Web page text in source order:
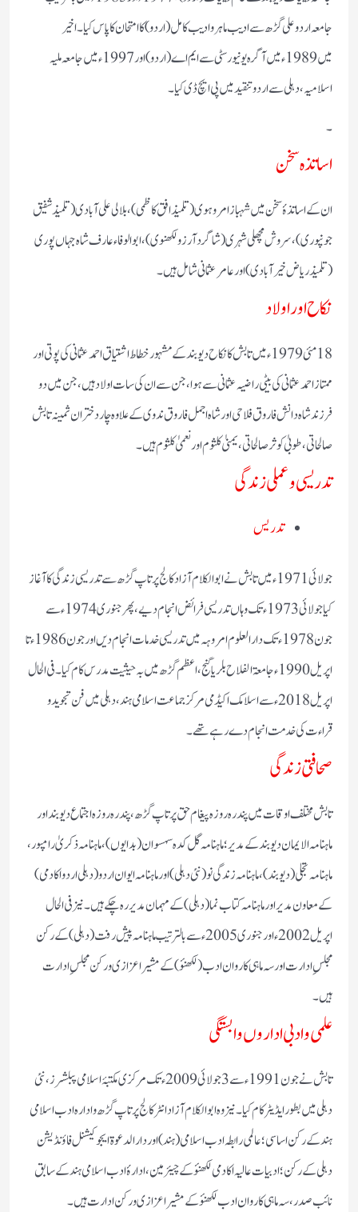
جامعہ اردو علی گڑھ سے ادیب ماہر و ادیب کامل (اردو) کا امتحان کا پاس کیا۔ اخیر
میں 1989ء میں آگرہ یونیورسٹی سے ایم اے (اردو) اور 1997ء میں جامعہ ملیہ
اسلامیہ، دہلی سے اردو تنقید میں پی ایچ ڈی کیا۔
۔
اساتذہ سخن
ان کے اساتذۂ سخن میں شہباز امروہوی (تلمیذ افق کاظمی)، بلالی علی آبادی (تلمیذ شفیق
جونپوری)، سروش مچھلی شہری (شاگرد آرزو لکھنوی)، ابو الوفاء عارف شاہ جہاں پوری
(تلمیذ ریاض خیرآبادی) اور عامر عثمانی شامل ہیں۔
نکاح اور اولاد
18 مئی 1979ء میں تابش کا نکاح دیوبند کے مشہور خطاط اشتیاق احمد عثمانی کی پوتی اور
ممتاز احمد عثمانی کی بیٹی راضیہ عثمانی سے ہوا، جن سے ان کی سات اولاد ہیں، جن میں دو
فرزند شاہ دانش فاروق فلاحی اور شاہ اجمل فاروق ندوی کے علاوہ چار دختران ثمینہ تابش
صالحاتی، طوبیٰ کوثر صالحاتی، یمنیٰ کلثوم اور نعمیٰ کلثوم ہیں۔
تدریسی و عملی زندگی
تدریس
جولائی 1971ء میں تابش نے ابوالکلام آزاد کالج پرتاپ گڑھ سے تدریسی زندگی کا آغاز
کیا جولائی 1973ء تک وہاں تدریسی فرائض انجام دیے، پھر جنوری 1974ء سے
جون 1978ء تک دار العلوم امروہہ میں تدریسی خدمات انجام دیں اور جون 1986ء تا
اپریل 1990ء جامعۃ الفلاح بلریا گنج، اعظم گڑھ میں بہ حیثیت مدرس کام کیا۔ فی الحال
اپریل 2018ء سے اسلامک اکیڈمی مرکز جماعت اسلامی ہند، دہلی میں فن تجوید و
قراءت کی خدمت انجام دے رہے تھے۔
صحافتی زندگی
تابش مختلف اوقات میں پندرہ روزہ پیغام حق پرتاپ گڑھ، پندرہ روزہ اجتماع دیوبند اور
ماہنامہ الایمان دیوبند کے مدیر؛ ماہنامہ گل کدہ سہسوان (بدایوں)، ماہنامہ ذکریٰ رامپور،
ماہنامہ تجلی (دیوبند)، ماہنامہ زندگی نو (نئی دہلی) اور ماہنامہ ایوان اردو (دہلی اردو اکادمی)
کے معاون مدیر اور ماہنامہ کتاب نما (دہلی) کے مہمان مدیر رہ چکے ہیں۔ نیز فی الحال
اپریل 2002ء اور جنوری 2005ء سے بالترتیب ماہنامہ پیش رفت (دہلی) کے رکن
مجلسِ ادارت اور سہ ماہی کاروان ادب (لکھنؤ) کے مشیر اعزازی و رکن مجلسِ ادارت
ہیں۔
علمی و ادبی اداروں وابستگی
تابش نے جون 1991ء سے 3 جولائی 2009ء تک مرکزی مکتبۂ اسلامی پبلشرز، نئی
دہلی میں بطور ایڈیٹر کام کیا۔ نیز وہ ابوالکلام آزاد انٹر کالج پرتاپ گڑھ و ادارہ ادب اسلامی
ہند کے رکن اساسی؛ عالمی رابطہ ادب اسلامی (ہند) اور دار الدعوۃ ایجوکیشنل فاؤنڈیشن
دہلی کے رکن؛ ادبیات عالیہ اکادمی لکھنؤ کے چیئرمین، ادارۂ ادب اسلامی ہند کے سابق
نائب صدر، سہ ماہی کاروان ادب لکھنؤ کے مشیر اعزازی و رکن ادارت ہیں۔